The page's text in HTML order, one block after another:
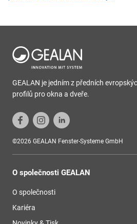
GEALAN je jedním z předních
profilů pro okna a dveře.
©2026 GEALAN Fenster-Systeme GmbH
O společnosti GEALAN
O společnosti
Kariéra